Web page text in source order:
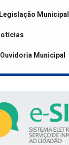
Legislação Municipal
Ouvidoria Municipal